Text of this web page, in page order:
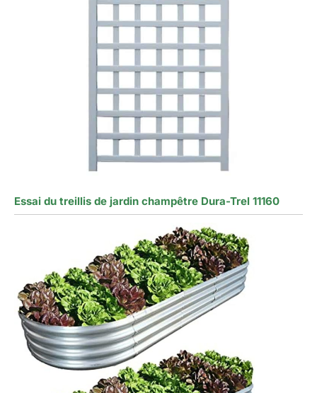
Essai du treillis de jardin champêtre Dura-Trel 11160